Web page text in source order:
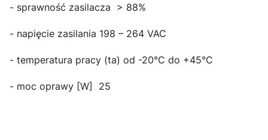
- sprawność zasilacza > 88%
- napięcie zasilania 198 – 264 VAC
- temperatura pracy (ta) od -20°C do +45°C
- moc oprawy [W] 25